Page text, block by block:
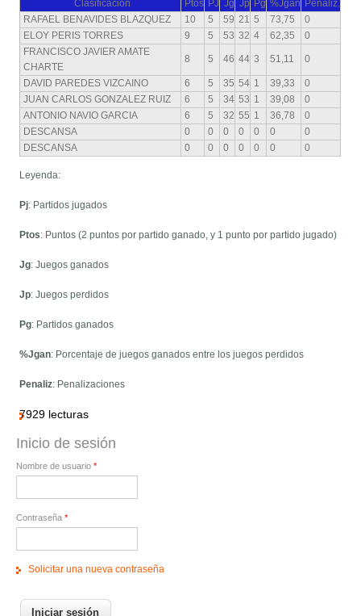
Clasificacion Ptos PJ Jg Jp Pg %Jgan Penaliz.
RAFAEL BENAVIDES BLAZQUEZ
10 5 59 21 5 73,75
0
ELOY PERIS TORRES
9 5 53 32 4 62,35
0
FRANCISCO JAVIER AMATE
CHARTE
8 5 46 44 3 51,11 0
DAVID PAREDES VIZCAINO 6 5 35 54 1 39,33
0
JUAN CARLOS GONZALEZ RUIZ
6 5 34 53 1 39,08
0
ANTONIO NAVIO GARCIA
6 5 32 55 1 36,78
0
DESCANSA
0 0 0 0 0 0
0
DESCANSA
0 0 0 0 0 0 0
Leyenda:
Pj: Partidos jugados
Ptos: Puntos (2 puntos por partido ganado, y 1 punto por partido jugado)
Jg: Juegos ganados
Jp: Juegos perdidos
Pg: Partidos ganados
%Jgan: Porcentaje de juegos ganados entre los juegos perdidos
Penaliz: Penalizaciones
7929 lecturas
Inicio de sesión
Nombre de usuario *
Contraseña *
Solicitar una nueva contraseña